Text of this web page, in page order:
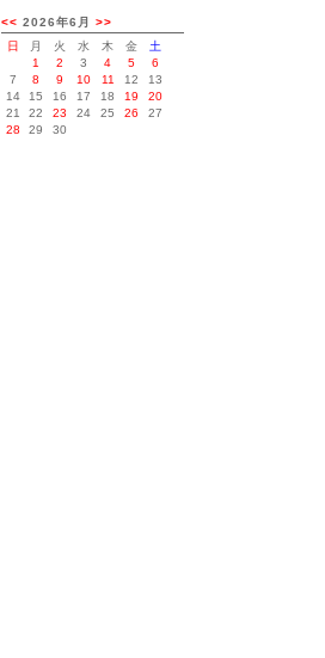
<< 2026年6月 >>
日
月 火 水 木 金
土
1
2 3 4 5
6
7
8 9 10 11 12
13
14
15 16 17 18 19
20
21
22 23 24 25 26
27
28
29 30